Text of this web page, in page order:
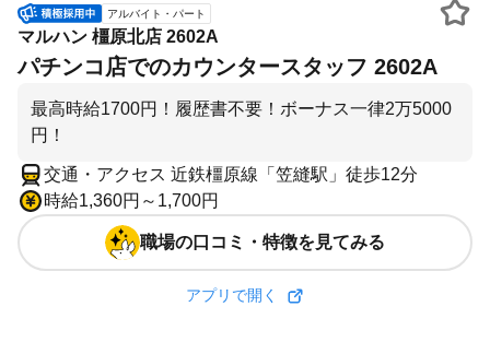
アルバイト・パート
マルハン 橿原北店 2602A
パチンコ店でのカウンタースタッフ 2602A
最高時給1700円！履歴書不要！ボーナス一律2万5000
円！
交通・アクセス 近鉄橿原線「笠縫駅」徒歩12分
時給1,360円～1,700円
職場の口コミ・特徴を見てみる
アプリで開く